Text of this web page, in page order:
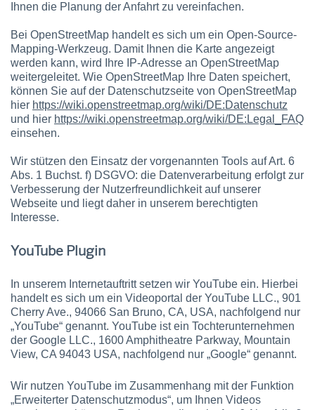
Ihnen die Planung der Anfahrt zu vereinfachen.
Bei OpenStreetMap handelt es sich um ein Open-Source-
Mapping-Werkzeug. Damit Ihnen die Karte angezeigt
werden kann, wird Ihre IP-Adresse an OpenStreetMap
weitergeleitet. Wie OpenStreetMap Ihre Daten speichert,
können Sie auf der Datenschutzseite von OpenStreetMap
hier https://wiki.openstreetmap.org/wiki/DE:Datenschutz
und hier https://wiki.openstreetmap.org/wiki/DE:Legal_FAQ
einsehen.
Wir stützen den Einsatz der vorgenannten Tools auf Art. 6
Abs. 1 Buchst. f) DSGVO: die Datenverarbeitung erfolgt zur
Verbesserung der Nutzerfreundlichkeit auf unserer
Webseite und liegt daher in unserem berechtigten
Interesse.
YouTube Plugin
In unserem Internetauftritt setzen wir YouTube ein. Hierbei
handelt es sich um ein Videoportal der YouTube LLC., 901
Cherry Ave., 94066 San Bruno, CA, USA, nachfolgend nur
„YouTube“ genannt. YouTube ist ein Tochterunternehmen
der Google LLC., 1600 Amphitheatre Parkway, Mountain
View, CA 94043 USA, nachfolgend nur „Google“ genannt.
Wir nutzen YouTube im Zusammenhang mit der Funktion
„Erweiterter Datenschutzmodus“, um Ihnen Videos